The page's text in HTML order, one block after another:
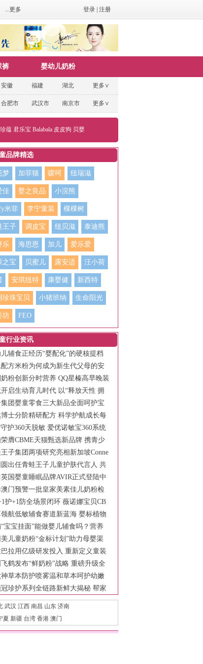
...更多 登录 注册
裤 婴幼儿奶粉
安徽 福建 湖北 更多∨
合肥市 武汉市 南京市 更多∨
珍蕴 君乐宝 Balabala 皮皮狗 贝婴
品牌精选
梦 加菲猫 嗳呵 纽瑞滋
佳 婴之良品 小浣熊
米菲 李宁童装 棵棵树
王子 调皮宝 纽贝滋 泰迪熊
乐 海思恩 加儿 爱乐爱
之宝 贝蜜儿 露安适 汪小荷
安琪纽特 康婴健 新西特
珍珠宝贝 小猪班纳 生命阳光
坊 FEO
行业资讯
辅食正经历“婴配化”的硬核提档
方米粉为何成为新生代父母的安
？
粉创新分时营养 QQ星榛高早晚装
童全天活力
启生动育儿时代 以“释放天性 拥
”书写品牌新篇章
团婴童零食三大新品全面呵护宝
成长
博士分阶精研配方 科学护航成长每
守护360天脱敏 爱优诺敏宝360系统
营养方案
膺CBME天猫甄选新品牌 携青少
霸榜产品亮相
子集团两项研究亮相新加坡Conne
旗舰科学会议
圆出任青蛙王子儿童护肤代言人 共
慢慢长大更强大的育儿主张
国婴童睡眠品牌AVIR正式登陆中
门预警一批皇家美素佳儿奶粉检
标 品牌方称符合食品安全标准
护+1防全场景闭环 薇诺娜宝贝CB
现婴童护理新范式
航低敏辅食赛道新蓝海 婴标植物
丁树立行业安全新标杆
宝宝挂面”能做婴儿辅食吗？营养
衡？
美儿童奶粉“金标计划”助力母婴渠
巴拉用亿级研发投入 重新定义童装
鹤发布“鲜奶粉”战略 重磅升级全
守护六大保障
草本防护喷雾温和草本呵护幼嫩
学陪伴宝宝舒适度夏
珍护系列全链路新鲜大揭秘 帮家
性选对新鲜好奶源
武汉 江西 南昌 山东 济南
夏 新疆 台湾 香港 澳门